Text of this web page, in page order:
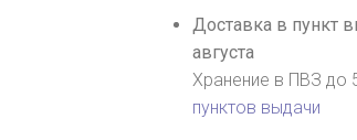
Доставка в пункт
августа
Хранение в ПВЗ до
пунктов выдачи